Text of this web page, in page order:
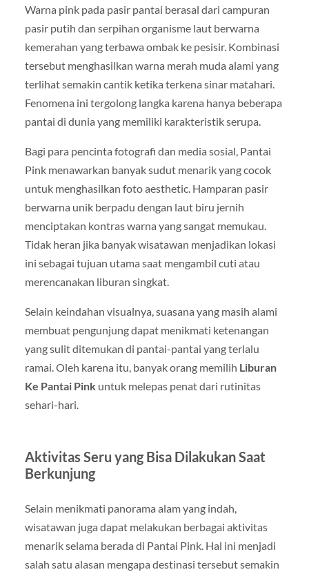
Warna pink pada pasir pantai berasal dari campuran
pasir putih dan serpihan organisme laut berwarna
kemerahan yang terbawa ombak ke pesisir. Kombinasi
tersebut menghasilkan warna merah muda alami yang
terlihat semakin cantik ketika terkena sinar matahari.
Fenomena ini tergolong langka karena hanya beberapa
pantai di dunia yang memiliki karakteristik serupa.
Bagi para pencinta fotografi dan media sosial, Pantai
Pink menawarkan banyak sudut menarik yang cocok
untuk menghasilkan foto aesthetic. Hamparan pasir
berwarna unik berpadu dengan laut biru jernih
menciptakan kontras warna yang sangat memukau.
Tidak heran jika banyak wisatawan menjadikan lokasi
ini sebagai tujuan utama saat mengambil cuti atau
merencanakan liburan singkat.
Selain keindahan visualnya, suasana yang masih alami
membuat pengunjung dapat menikmati ketenangan
yang sulit ditemukan di pantai-pantai yang terlalu
ramai. Oleh karena itu, banyak orang memilih Liburan
Ke Pantai Pinkuntuk melepas penat dari rutinitas
sehari-hari.
Aktivitas Seru yang Bisa Dilakukan Saat
Berkunjung
Selain menikmati panorama alam yang indah,
wisatawan juga dapat melakukan berbagai aktivitas
menarik selama berada di Pantai Pink. Hal ini menjadi
salah satu alasan mengapa destinasi tersebut semakin